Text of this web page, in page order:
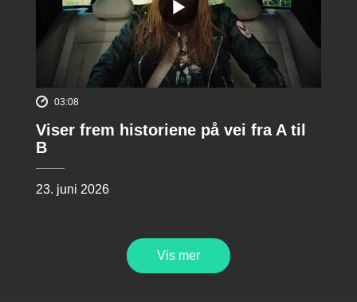
03:08
Viser frem historiene på vei fra A til
B
23. juni 2026
Vis mer